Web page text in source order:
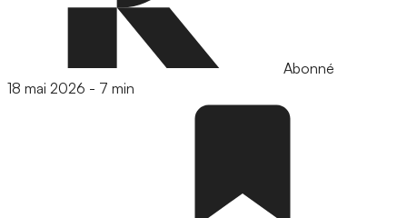
Abonné
18 mai 2026 - 7 min